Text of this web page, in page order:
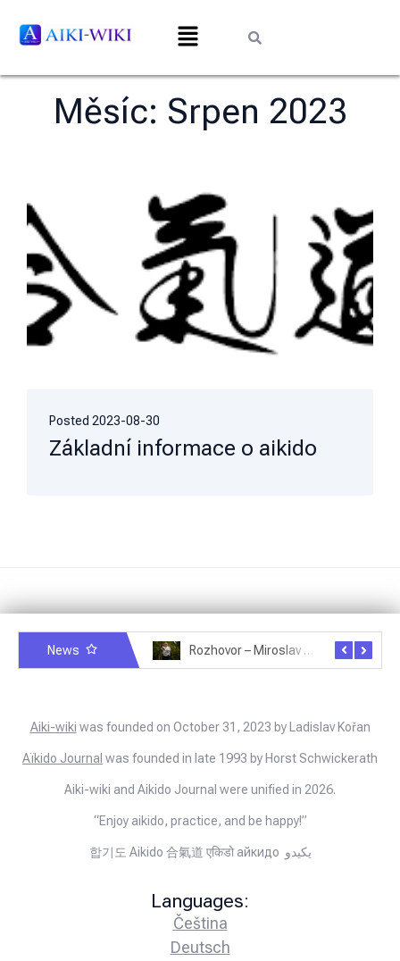
Měsíc: Srpen 2023
Posted 2023-08-30
Základní informace o aikido
News Rozhovor – Miroslav Šmíd – 22.3.2025
Aiki-wiki was founded on October 31, 2023 by Ladislav Kořan
Aïkido Journal was founded in late 1993 by Horst Schwickerath
Aiki-wiki and Aikido Journal were unified in 2026.
“Enjoy aikido, practice, and be happy!”
합기도 Aikido 合氣道 एकिडो айкидо يكيدو
Languages:
Čeština
Deutsch